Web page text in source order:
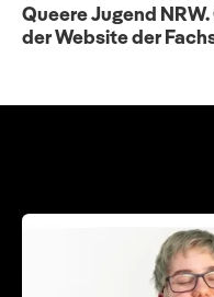
Queere Jugend
der Website der